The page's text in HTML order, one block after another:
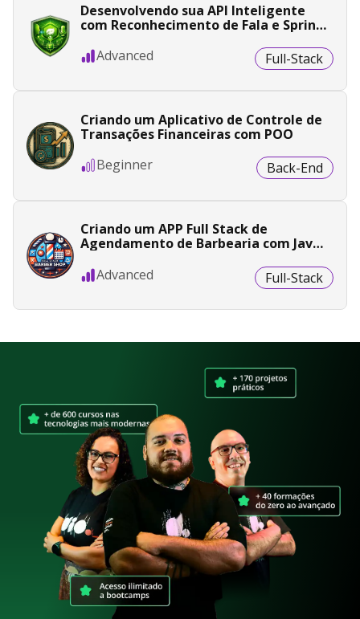
Desenvolvendo sua API Inteligente
com Reconhecimento de Fala e Spring
Advanced
Full-Stack
Criando um Aplicativo de Controle de
Transações Financeiras com POO
Beginner
Back-End
Criando um APP Full Stack de
Agendamento de Barbearia com Java
Advanced
Full-Stack